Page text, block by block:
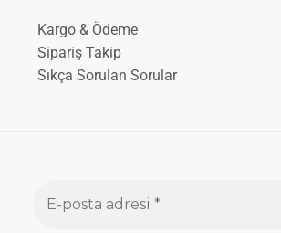
Kargo & Ödeme
Sipariş Takip
Sıkça Sorulan Sorular